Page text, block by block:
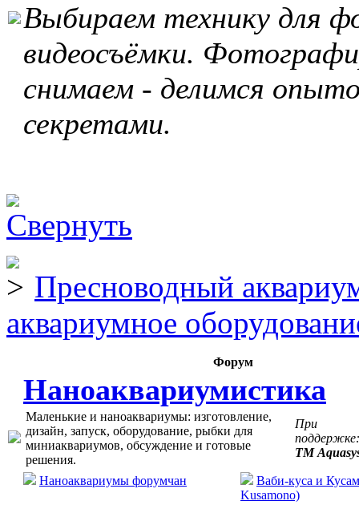
Выбираем технику для
видеосъёмки.
снимаем - делимся
секретами.
Пресноводный
аквариумное
Форум
Наноаквариумистика
Маленькие и наноаквариумы: изготовление,
дизайн, запуск, оборудование, рыбки для
миниаквариумов, обсуждение и готовые
решения.
При
поддержке:
ТМ
Наноаквариумы форумчан
Ваби-куса и
Kusamono)